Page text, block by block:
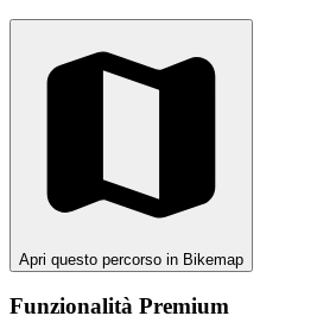
Apri questo percorso in Bikemap
Funzionalità Premium